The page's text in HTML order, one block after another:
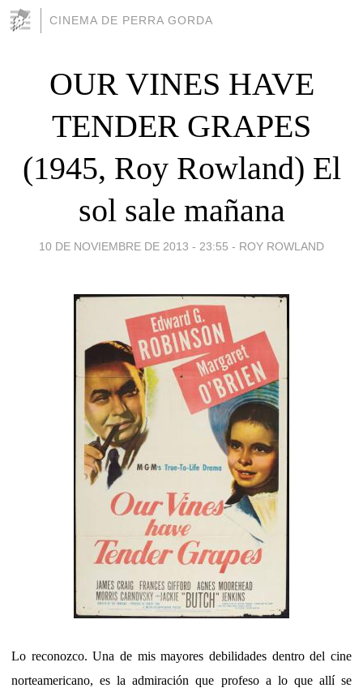
CINEMA DE PERRA GORDA
OUR VINES HAVE
TENDER GRAPES
(1945, Roy Rowland) El
sol sale mañana
10 DE NOVIEMBRE DE 2013 - 23:55 - ROY ROWLAND
Lo reconozco. Una de mis mayores debilidades dentro del cine
norteamericano, es la admiración que profeso a lo que allí se